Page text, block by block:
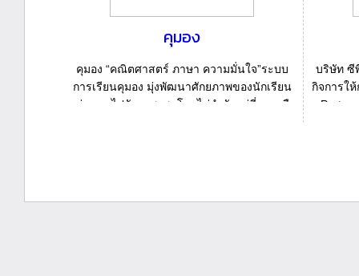
คุมอง
คุมอง “คณิตศาสตร์ ภาษา ความมั่นใจ”ระบบ
การเรียนคุมอง มุ่งพัฒนาศักยภาพของนักเรียน
แต่ละคนไปยังจุดสูงสุดโดยไม่จำกัดอยู่ที่อายุหรือ
บริษัท ซี
กิจการใ